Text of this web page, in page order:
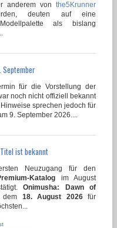
anderem vonthe5Krunner
deuten auf eine
als bislang
September
für die Vorstellung der
noch nicht offiziell bekannt
sprechen jedoch für
9. September 2026....
ist bekannt
Neuzugang für den
Katalog im August
Onimusha: Dawn of
18. August 2026für